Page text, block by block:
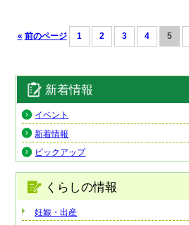
« 前のページ 1 2 3 4 5
新着情報
イベント
新着情報
ピックアップ
くらしの情報
妊娠・出産